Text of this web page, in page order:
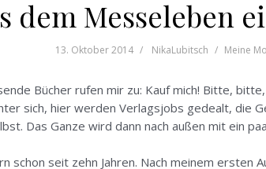
dem Messeleben
13. Oktober 2014 NikaLubitsch Meine
Bücher rufen mir zu: Kauf mich! Bitte,
sich, hier werden Verlagsjobs gedealt, die
Das Ganze wird dann nach außen mit ein
schon seit zehn Jahren. Nach meinem